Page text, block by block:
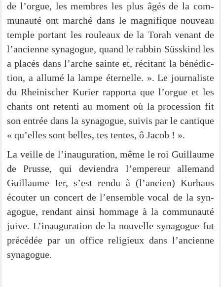
de l’orgue, les mem­bres les plus âgés de la com­
mun­au­té ont mar­ché dans le magni­fi­que nou­veau
temp­le portant les rou­leaux de la Torah ven­ant de
l’ancienne syn­ago­gue, quand le rab­bin Süss­kind les
a pla­cés dans l’ar­che sain­te et, réci­tant la béné­dic­
tion, a allu­mé la lam­pe éter­nel­le. ». Le jour­na­lis­te
du Rhei­ni­scher Kurier rap­por­ta que l’orgue et les
chants ont reten­ti au moment où la pro­ces­si­on fit
son entrée dans la syn­ago­gue, sui­vis par le can­tique
« qu’el­les sont bel­les, tes ten­tes, ô Jacob ! ».
La veil­le de l’inauguration, même le roi Guil­laume
de Prus­se, qui devi­en­dra l’empereur alle­mand
Guil­laume Ier, s’est ren­du à (l’ancien) Kur­haus
écou­ter un con­cert de l’ensemble vocal de la syn­
ago­gue, rendant ain­si hom­mage à la com­mun­au­té
jui­ve. L’inauguration de la nou­vel­le syn­ago­gue fut
pré­cé­dée par un office reli­gieux dans l’ancienne
synagogue.